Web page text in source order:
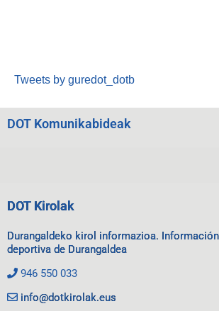
Tweets by guredot_dotb
DOT Komunikabideak
DOT Kirolak
Durangaldeko kirol informazioa.
deportiva de Durangaldea
946 550 033
info@dotkirolak.eus